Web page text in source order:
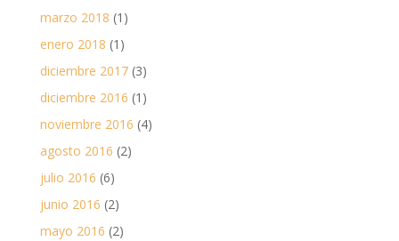
marzo 2018 (1)
enero 2018 (1)
diciembre 2017(3)
diciembre 2016 (1)
noviembre 2016 (4)
agosto 2016 (2)
julio 2016 (6)
junio 2016 (2)
mayo 2016 (2)